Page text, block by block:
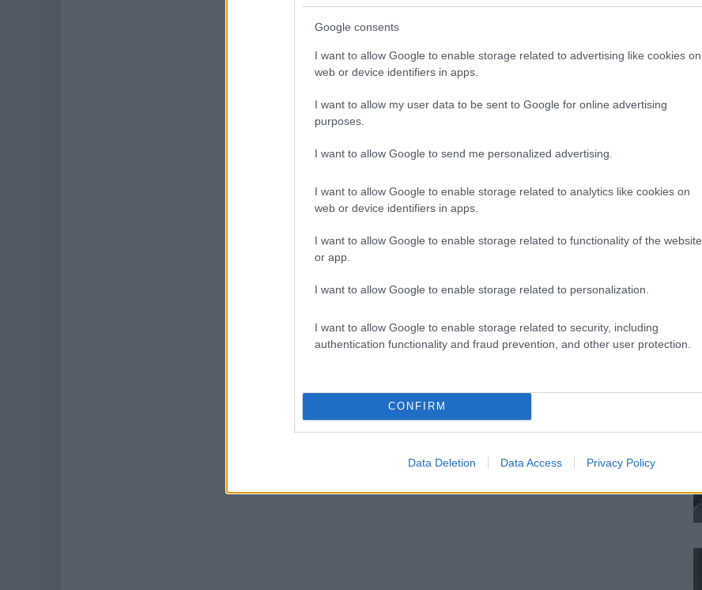
Google consents
I want to allow Google to enable storage related to advertising like cookies on
web or device identifiers in apps.
I want to allow my user data to be sent to Google for online advertising
purposes.
I want to allow Google to send me personalized advertising.
I want to allow Google to enable storage related to analytics like cookies on
web or device identifiers in apps.
I want to allow Google to enable storage related to functionality of the website
or app.
I want to allow Google to enable storage related to personalization.
I want to allow Google to enable storage related to security, including
authentication functionality and fraud prevention, and other user protection.
CONFIRM
Data Deletion Data Access Privacy Policy